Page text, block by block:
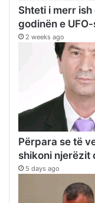
Shteti i merr
godinën e
2 weeks ago
Përpara se të
shikoni njerëzit
5 days ago